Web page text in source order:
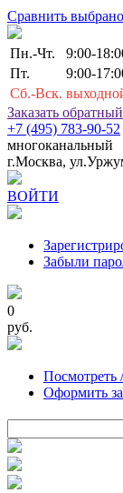
Сравнить
Пн.-Чт.
9:00-
Пт.
9:00-
Сб.-Вск.
Заказать
+7 (495) 783-90-52
многоканальный
г.Москва,
ВОЙТИ
Забыли
0
руб.
Посмотреть
Оформить